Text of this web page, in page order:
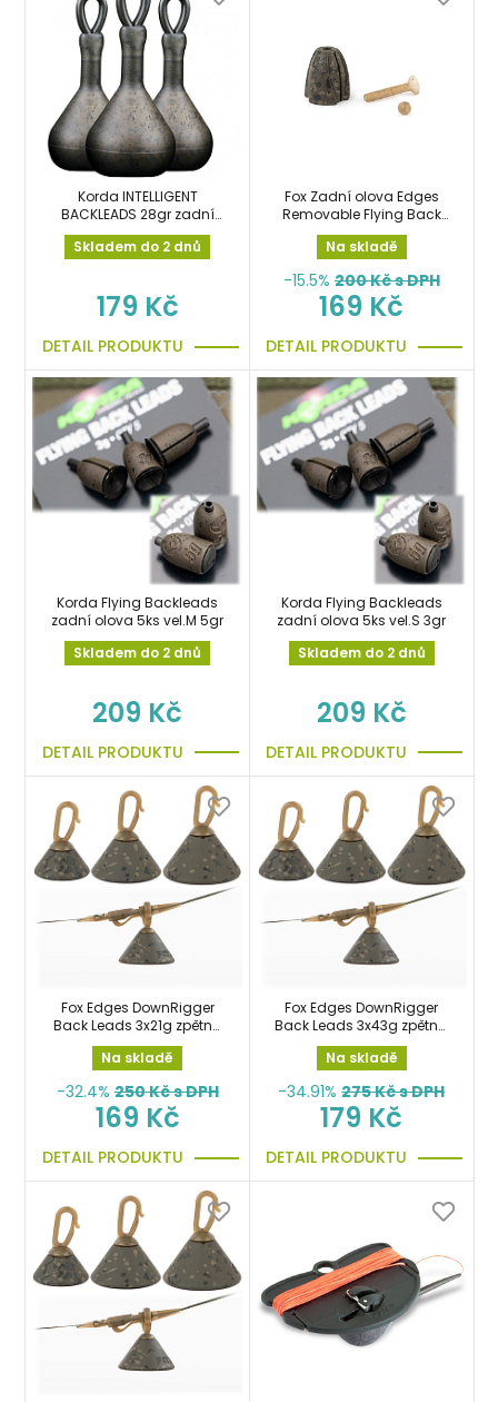
Korda INTELLIGENT
BACKLEADS 28gr zadní
olova 3ks
Skladem do 2 dnů
179 Kč
DETAIL PRODUKTU
Fox Zadní olova Edges
Removable Flying Back
Weights 10g 5ks zpětná
zátěž
Na skladě
-15.5% 200Kč s DPH
169 Kč
DETAIL PRODUKTU
Korda Flying Backleads
zadní olova 5ks vel.M 5gr
Skladem do 2 dnů
209 Kč
DETAIL PRODUKTU
Korda Flying Backleads
zadní olova 5ks vel.S 3gr
Skladem do 2 dnů
209 Kč
DETAIL PRODUKTU
Fox Edges DownRigger
Back Leads 3x21g zpětná
zátěž
Na skladě
-32.4% 250Kč s DPH
169 Kč
DETAIL PRODUKTU
Fox Edges DownRigger
Back Leads 3x43g zpětná
zátěž
Na skladě
-34.91% 275Kč s DPH
179 Kč
DETAIL PRODUKTU